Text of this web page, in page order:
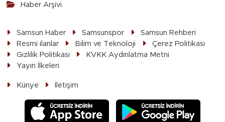
Haber Arşivi
Samsun Haber Samsunspor
Samsun Rehberi
Resmi ilanlar
Bilim ve Teknoloji
Çerez Politikası
Gizlilik Politikası
KVKK Aydınlatma Metni
Yayın İlkeleri
Künye İletişim